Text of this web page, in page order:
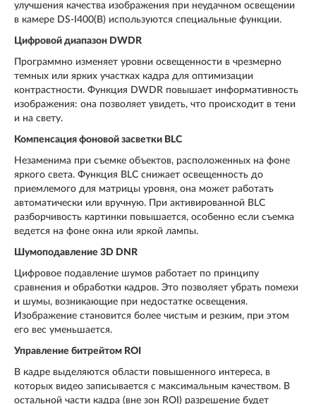
улучшения качества изображения при неудачном освещении
в камере DS-I400(B) используются специальные функции.
Цифровой диапазон DWDR
Программно изменяет уровни освещенности в чрезмерно
темных или ярких участках кадра для оптимизации
контрастности. Функция DWDR повышает информативность
изображения: она позволяет увидеть, что происходит в тени
и на свету.
Компенсация фоновой засветки BLC
Незаменима при съемке объектов, расположенных на фоне
яркого света. Функция BLC снижает освещенность до
приемлемого для матрицы уровня, она может работать
автоматически или вручную. При активированной BLC
разборчивость картинки повышается, особенно если съемка
ведется на фоне окна или яркой лампы.
Шумоподавление 3D DNR
Цифровое подавление шумов работает по принципу
сравнения и обработки кадров. Это позволяет убрать помехи
и шумы, возникающие при недостатке освещения.
Изображение становится более чистым и резким, при этом
его вес уменьшается.
Управление битрейтом ROI
В кадре выделяются области повышенного интереса, в
которых видео записывается с максимальным качеством. В
остальной части кадра (вне зон ROI) разрешение будет